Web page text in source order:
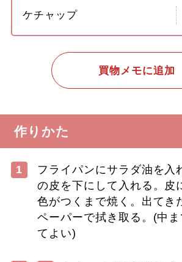
ケチャップ
買物メモに追加
作りかた
1
フライパンにサラダ油を入
の皮を下にして入れる。皮
色がつくまで焼く。出てき
ペーパーで拭き取る。(中ま
てよい)